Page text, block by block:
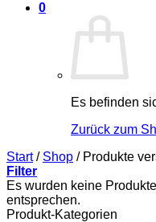
0
Es befinden
Zurück zum
Start / Shop /Produkte
Filter
Es wurden keine
entsprechen.
Produkt-Kategorien